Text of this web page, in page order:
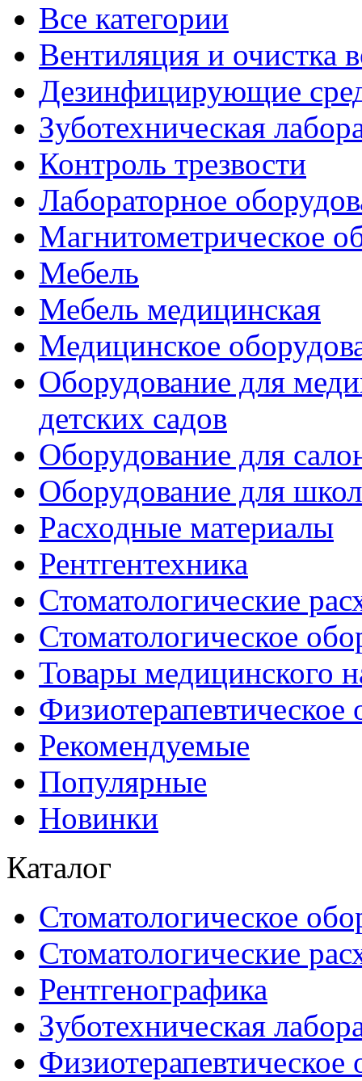
Все категории
Вентиляция и очистка
Дезинфицирующие
Зуботехническая
Контроль трезвости
Лабораторное
Магнитометрическое
Мебель
Мебель медицинская
Медицинское
Оборудование для
детских садов
Оборудование для
Оборудование для
Расходные материалы
Рентгентехника
Стоматологические
Стоматологическое
Товары медицинского
Физиотерапевтическое
Рекомендуемые
Популярные
Новинки
Каталог
Стоматологическое
Стоматологические
Рентгенографика
Зуботехническая
Физиотерапевтическое